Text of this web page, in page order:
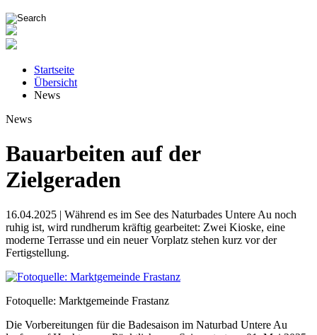
Startseite
Übersicht
News
News
Bauarbeiten auf der
Zielgeraden
16.04.2025 | Während es im See des Naturbades Untere Au noch
ruhig ist, wird rundherum kräftig gearbeitet: Zwei Kioske, eine
moderne Terrasse und ein neuer Vorplatz stehen kurz vor der
Fertigstellung.
Fotoquelle: Marktgemeinde Frastanz
Die Vorbereitungen für die Badesaison im Naturbad Untere Au